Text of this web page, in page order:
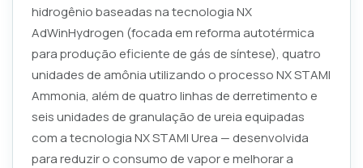
hidrogênio baseadas na tecnologia NX
AdWinHydrogen (focada em reforma autotérmica
para produção eficiente de gás de síntese), quatro
unidades de amônia utilizando o processo NX STAMI
Ammonia, além de quatro linhas de derretimento e
seis unidades de granulação de ureia equipadas
com a tecnologia NX STAMI Urea — desenvolvida
para reduzir o consumo de vapor e melhorar a